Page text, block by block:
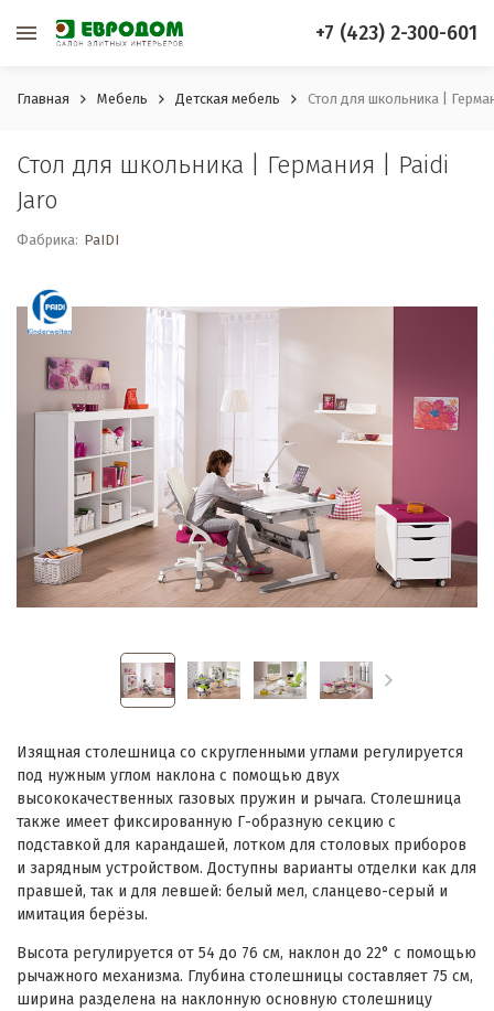
+7 (423) 2-300-601
Главная Мебель Детская мебель Стол для школьника |
Стол для школьника | Германия | Paidi
Jaro
Фабрика: PaIDI
Изящная столешница со скругленными углами регулируется
под нужным углом наклона с помощью двух
высококачественных газовых пружин и рычага. Столешница
также имеет фиксированную Г-образную секцию с
подставкой для карандашей, лотком для столовых приборов
и зарядным устройством. Доступны варианты отделки как для
правшей, так и для левшей: белый мел, сланцево-серый и
имитация берёзы.
Высота регулируется от 54 до 76 см, наклон до 22° с помощью
рычажного механизма. Глубина столешницы составляет 75 см,
ширина разделена на наклонную основную столешницу